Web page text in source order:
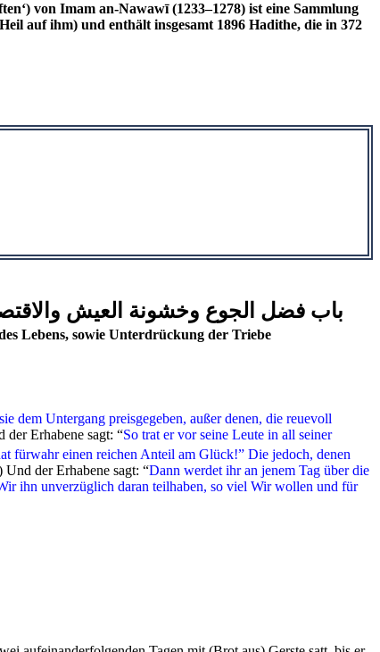
auf ihm) und enthält insgesamt 1896 Hadithe, die in 372
باب فضل الجوع وخشونة العيش
Lebens, sowie Unterdrückung der Triebe
dem Untergang preisgegeben, außer denen, die reuevoll
der Erhabene sagt: “So trat er vor seine Leute in all seiner
fürwahr einen reichen Anteil am Glück!” Die jedoch, denen
Und der Erhabene sagt: “Dann werdet ihr an jenem Tag über die
ihn unverzüglich daran teilhaben, so viel Wir wollen und für